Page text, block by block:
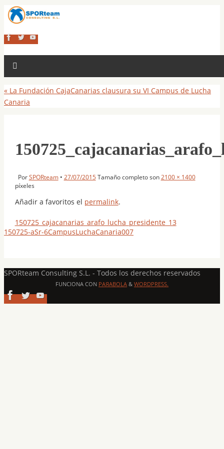
« La Fundación CajaCanarias clausura su VI Campus de Lucha
Canaria
PorSPORteam • 27/07/2015 Tamaño completo son2100 × 1400
píxeles
Añadir a favoritos el permalink.
150725_cajacanarias_arafo_lucha_presidente_13
150725-aSr-6CampusLuchaCanaria007
SPORteam Consulting S.L. - Todos los derechos reservados
FUNCIONA CON PAЯABOLA & WORDPRESS.